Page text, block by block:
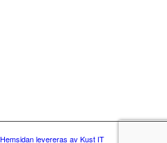
Hemsidan levereras av Kust IT